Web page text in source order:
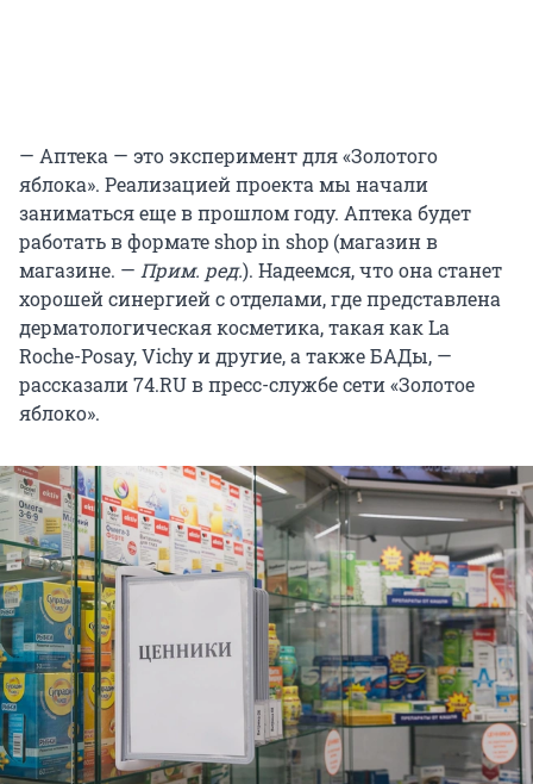
— Аптека — это эксперимент для «Золотого
яблока». Реализацией проекта мы начали
заниматься еще в прошлом году. Аптека будет
работать в формате shop in shop (магазин в
магазине. — Прим. ред.). Надеемся, что она станет
хорошей синергией с отделами, где представлена
дерматологическая косметика, такая как La
Roche-Posay, Vichy и другие, а также БАДы, —
рассказали 74.RU в пресс-службе сети «Золотое
яблоко».